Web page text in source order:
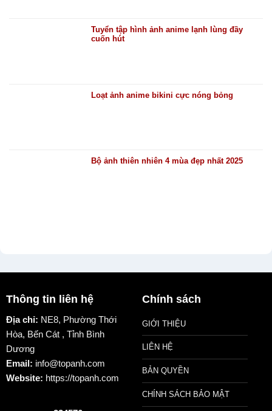
Tuyển tập hình ảnh anime lạnh lùng đầy
cuốn hút
Loạt ảnh anime bikini cực nóng bỏng
Bộ ảnh thiên nhiên 4 mùa đẹp nhất 2025
Thông tin liên hệ
Địa chỉ: NE8, Phường Thới
Hòa, Bến Cát , Tỉnh Bình
Dương
Email: info@topanh.com
Website: https://topanh.com
Chính sách
GIỚI THIỆU
LIÊN HỆ
BẢN QUYỀN
CHÍNH SÁCH BẢO MẬT